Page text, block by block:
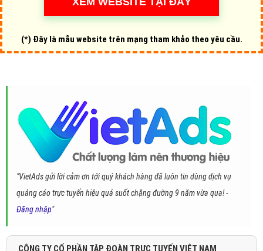
(*) Đây là mẫu website trên mạng tham khảo theo yêu cầu.
"VietAds gửi lời cảm ơn tới quý khách hàng đã luôn tin dùng dịch vụ
quảng cáo trực tuyến hiệu quả suốt chặng đường 9 năm vừa qua! -
Đăng nhập"
CÔNG TY CỔ PHẦN TẬP ĐOÀN TRỰC TUYẾN VIỆT NAM